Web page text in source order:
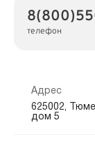
телефон
Адрес
625002,
дом 5